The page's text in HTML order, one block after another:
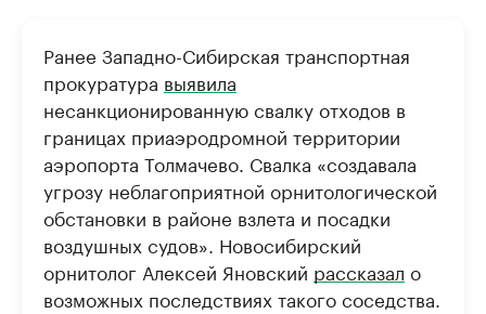
Ранее Западно-Сибирская транспортная
прокуратура выявила
несанкционированную свалку отходов в
границах приаэродромной территории
аэропорта Толмачево. Свалка «создавала
угрозу неблагоприятной орнитологической
обстановки в районе взлета и посадки
воздушных судов». Новосибирский
орнитолог Алексей Яновский рассказал о
возможных последствиях такого соседства.